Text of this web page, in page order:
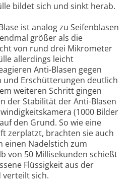
bildet sich und sinkt herab.
ist analog zu Seifenblasen
größer als die
von rund drei Mikrometer
allerdings leicht
Anti-Blasen gegen
und Erschütterungen deutlich
weiteren Schritt gingen
der Stabilität der Anti-Blasen
(1000 Bilder
den Grund. So wie eine
zerplatzt, brachten sie auch
einen Nadelstich zum
von 50 Millisekunden schießt
Flüssigkeit aus der
verteilt sich.